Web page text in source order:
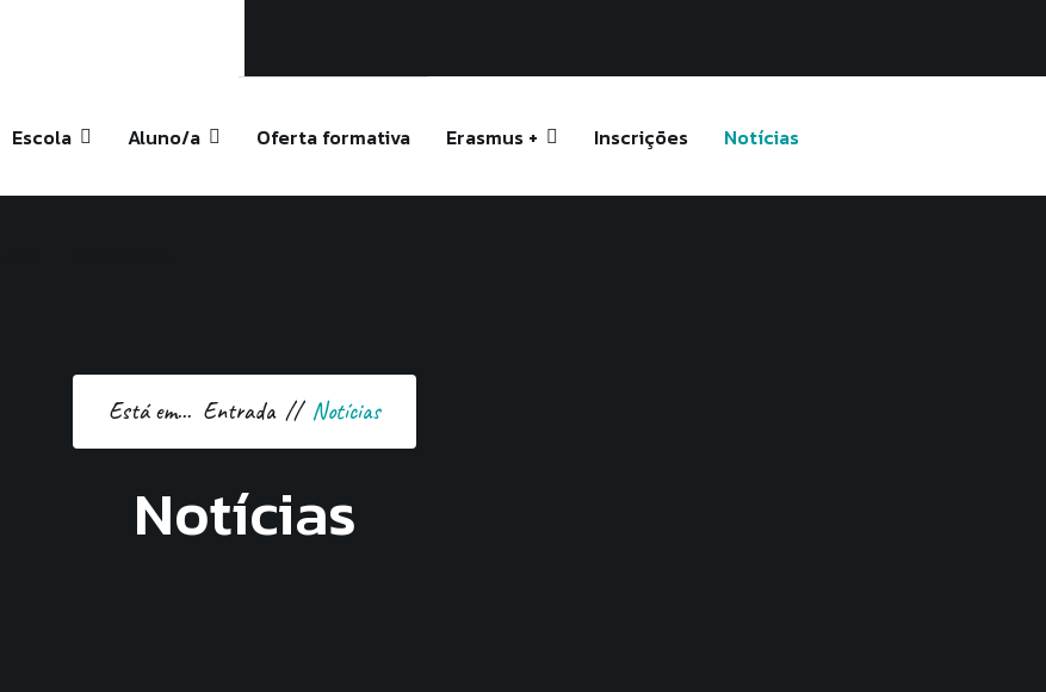
Escola Aluno/a Oferta formativa Erasmus + Inscrições Notícias
Notícias
Está em... Entrada Notícias